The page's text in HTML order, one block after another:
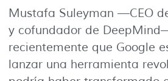
Mustafa Suleyman —CEO
y cofundador de
recientemente que Google
lanzar una herramienta